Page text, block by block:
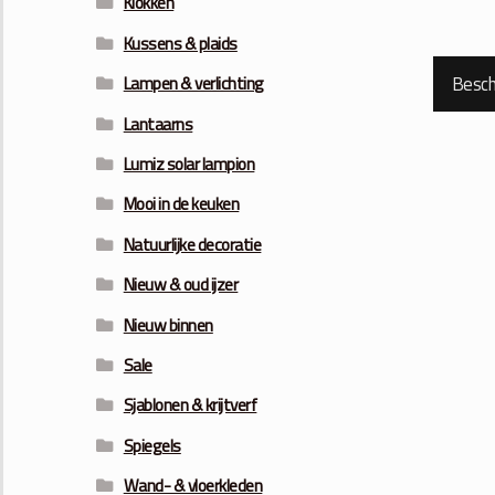
Kussens & plaids
Lampen & verlichting
Lantaarns
Lumiz solar lampion
Mooi in de keuken
Natuurlijke decoratie
Nieuw & oud ijzer
Nieuw binnen
Sale
Sjablonen & krijtverf
Spiegels
Wand- & vloerkleden